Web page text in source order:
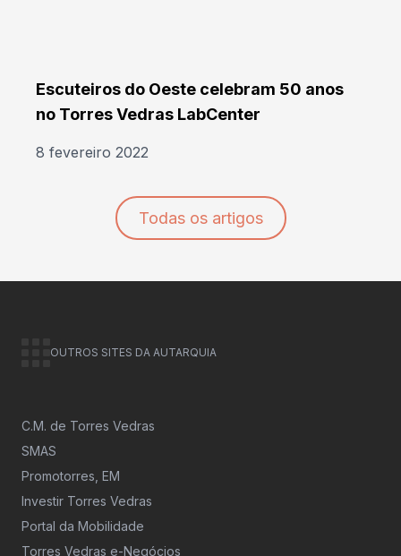
Escuteiros do Oeste celebram 50 anos
no Torres Vedras LabCenter
8 fevereiro 2022
Todas os artigos
OUTROS SITES DA AUTARQUIA
C.M. de Torres Vedras
SMAS
Promotorres, EM
Investir Torres Vedras
Portal da Mobilidade
Torres Vedras e-Negócios